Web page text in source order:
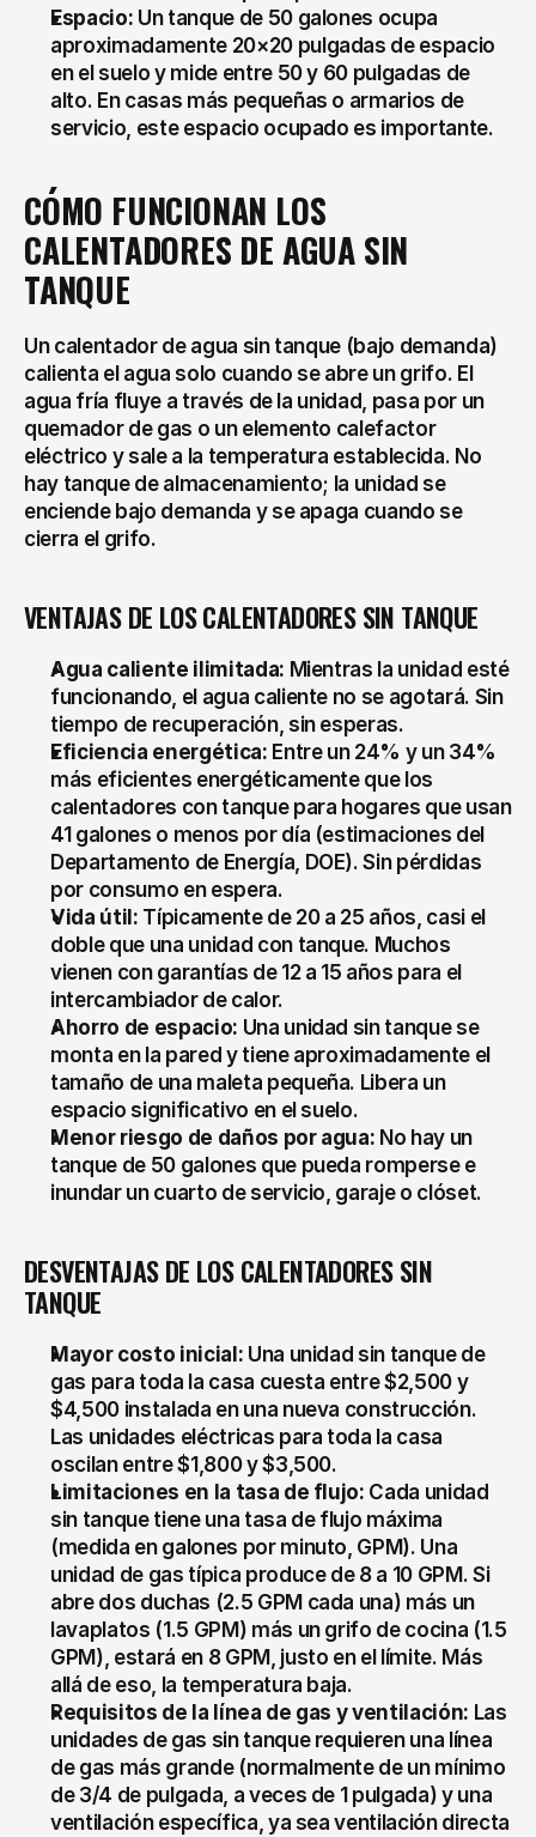
Espacio: Un tanque de 50 galones ocupa
aproximadamente 20×20 pulgadas de espacio
en el suelo y mide entre 50 y 60 pulgadas de
alto. En casas más pequeñas o armarios de
servicio, este espacio ocupado es importante.
CÓMO FUNCIONAN LOS
CALENTADORES DE AGUA SIN
TANQUE
Un calentador de agua sin tanque (bajo demanda)
calienta el agua solo cuando se abre un grifo. El
agua fría fluye a través de la unidad, pasa por un
quemador de gas o un elemento calefactor
eléctrico y sale a la temperatura establecida. No
hay tanque de almacenamiento; la unidad se
enciende bajo demanda y se apaga cuando se
cierra el grifo.
VENTAJAS DE LOS CALENTADORES SIN TANQUE
Agua caliente ilimitada: Mientras la unidad esté
funcionando, el agua caliente no se agotará. Sin
tiempo de recuperación, sin esperas.
Eficiencia energética: Entre un 24% y un 34%
más eficientes energéticamente que los
calentadores con tanque para hogares que usan
41 galones o menos por día (estimaciones del
Departamento de Energía, DOE). Sin pérdidas
por consumo en espera.
Vida útil: Típicamente de 20 a 25 años, casi el
doble que una unidad con tanque. Muchos
vienen con garantías de 12 a 15 años para el
intercambiador de calor.
Ahorro de espacio: Una unidad sin tanque se
monta en la pared y tiene aproximadamente el
tamaño de una maleta pequeña. Libera un
espacio significativo en el suelo.
Menor riesgo de daños por agua: No hay un
tanque de 50 galones que pueda romperse e
inundar un cuarto de servicio, garaje o clóset.
DESVENTAJAS DE LOS CALENTADORES SIN
TANQUE
Mayor costo inicial: Una unidad sin tanque de
gas para toda la casa cuesta entre $2,500 y
$4,500 instalada en una nueva construcción.
Las unidades eléctricas para toda la casa
oscilan entre $1,800 y $3,500.
Limitaciones en la tasa de flujo: Cada unidad
sin tanque tiene una tasa de flujo máxima
(medida en galones por minuto, GPM). Una
unidad de gas típica produce de 8 a 10 GPM. Si
abre dos duchas (2.5 GPM cada una) más un
lavaplatos (1.5 GPM) más un grifo de cocina (1.5
GPM), estará en 8 GPM, justo en el límite. Más
allá de eso, la temperatura baja.
Requisitos de la línea de gas y ventilación: Las
unidades de gas sin tanque requieren una línea
de gas más grande (normalmente de un mínimo
de 3/4 de pulgada, a veces de 1 pulgada) y una
ventilación específica, ya sea ventilación directa